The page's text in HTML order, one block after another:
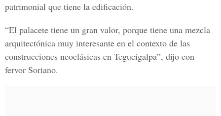
patrimonial que tiene la edificación.
“El palacete tiene un gran valor, porque tiene una mezcla
arquitectónica muy interesante en el contexto de las
construcciones neoclásicas en Tegucigalpa”, dijo con
fervor Soriano.